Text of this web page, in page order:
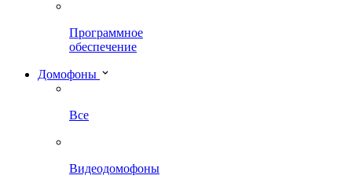
Программное
обеспечение
Домофоны
Все
Видеодомофоны